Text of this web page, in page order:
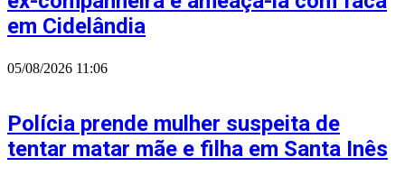
em Cidelândia
05/08/2026 11:06
Polícia prende mulher suspeita de
tentar matar mãe e filha em Santa Inês